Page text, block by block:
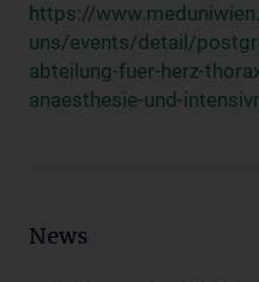
https://
uns/events/detail/
abteilung-fuer-herz-
anaesthesie-und-
News